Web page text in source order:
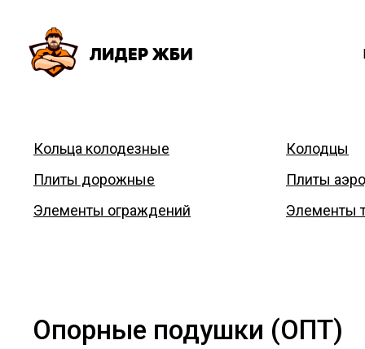
Кольца колодезные
Плиты дорожные
Элементы ограждений
Колодцы
Плиты
Элементы
Опорные подушки (ОПТ)